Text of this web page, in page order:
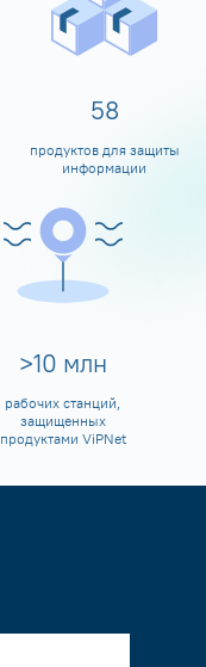
60
продуктов для защиты
информации
>10 млн
рабочих станций,
защищенных
продуктами ViPNet